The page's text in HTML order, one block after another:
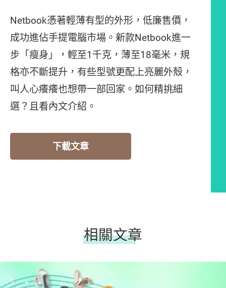
Netbook憑著輕薄有型的外形，低廉售價，
成功進佔手提電腦市場。新款Netbook進一
步「瘦身」，輕至1千克，薄至18毫米，規
格亦不斷提升，有些型號更配上亮麗外殼，
叫人心癢癢也想帶一部回家。如何精挑細
選？且看內文介紹。
下載文章
相關文章